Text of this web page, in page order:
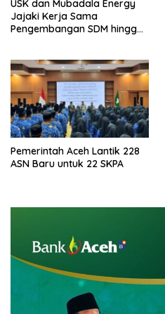
USK dan Mubadala Energy
Jajaki Kerja Sama
Pengembangan SDM hingga
Pemerintah Aceh Lantik 228
ASN Baru untuk 22 SKPA